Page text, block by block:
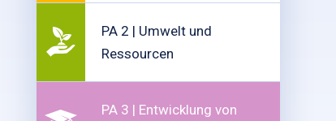
PA 2 | Umwelt und
Ressourcen
PA 3 | Entwicklung von